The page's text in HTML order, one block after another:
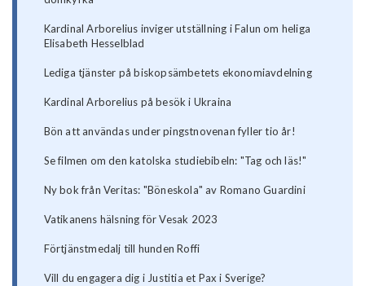
Kardinal Arborelius inviger utställning i Falun om heliga
Elisabeth Hesselblad
Lediga tjänster på biskopsämbetets ekonomiavdelning
Kardinal Arborelius på besök i Ukraina
Bön att användas under pingstnovenan fyller tio år!
Se filmen om den katolska studiebibeln: "Tag och läs!"
Ny bok från Veritas: "Böneskola" av Romano Guardini
Vatikanens hälsning för Vesak 2023
Förtjänstmedalj till hunden Roffi
Vill du engagera dig i Justitia et Pax i Sverige?